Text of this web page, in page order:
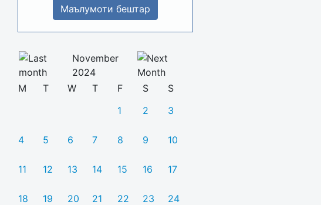
Маълумоти бештар
November
2024
M
T W T F S
S
1
2 3
4 5 6 7 8 9 10
11 12 13 14 15 16 17
18 19 20 21 22 23 24